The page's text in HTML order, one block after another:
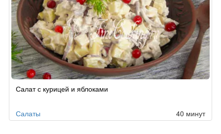
Салат с курицей и яблоками
Салаты 40 минут